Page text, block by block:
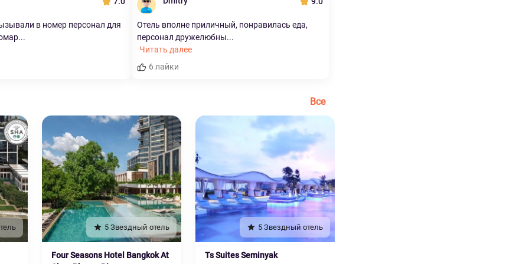
в номер персонал для
Отель вполне приличный, понравилась еда,
персонал дружелюбны...
Читать далее
6 лайки
Все
5 Звездный отель
Four Seasons Hotel Bangkok At
5 Звездный отель
Ts Suites Seminyak